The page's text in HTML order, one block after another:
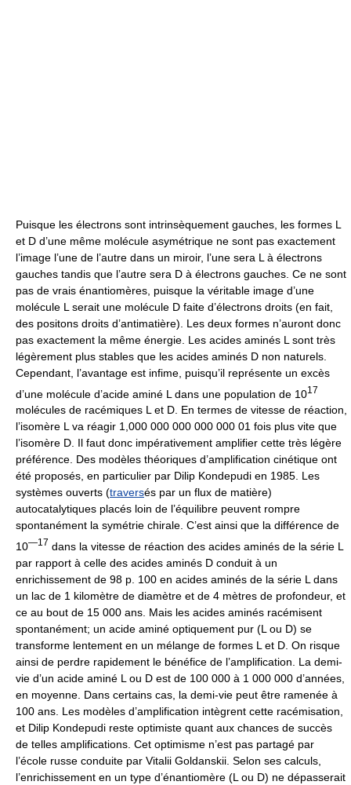
Puisque les électrons sont intrinsèquement gauches, les formes L
et D d’une même molécule asymétrique ne sont pas exactement
l’image l’une de l’autre dans un miroir, l’une sera L à électrons
gauches tandis que l’autre sera D à électrons gauches. Ce ne sont
pas de vrais énantiomères, puisque la véritable image d’une
molécule L serait une molécule D faite d’électrons droits (en fait,
des positons droits d’antimatière). Les deux formes n’auront donc
pas exactement la même énergie. Les acides aminés L sont très
légèrement plus stables que les acides aminés D non naturels.
Cependant, l’avantage est infime, puisqu’il représente un excès
d’une molécule d’acide aminé L dans une population de 1017
molécules de racémiques L et D. En termes de vitesse de réaction,
l’isomère L va réagir 1,000 000 000 000 000 01 fois plus vite que
l’isomère D. Il faut donc impérativement amplifier cette très légère
préférence. Des modèles théoriques d’amplification cinétique ont
été proposés, en particulier par Dilip Kondepudi en 1985. Les
systèmes ouverts (traversés par un flux de matière)
autocatalytiques placés loin de l’équilibre peuvent rompre
spontanément la symétrie chirale. C’est ainsi que la différence de
10—17 dans la vitesse de réaction des acides aminés de la série L
par rapport à celle des acides aminés D conduit à un
enrichissement de 98 p. 100 en acides aminés de la série L dans
un lac de 1 kilomètre de diamètre et de 4 mètres de profondeur, et
ce au bout de 15 000 ans. Mais les acides aminés racémisent
spontanément; un acide aminé optiquement pur (L ou D) se
transforme lentement en un mélange de formes L et D. On risque
ainsi de perdre rapidement le bénéfice de l’amplification. La demi-
vie d’un acide aminé L ou D est de 100 000 à 1 000 000 d’années,
en moyenne. Dans certains cas, la demi-vie peut être ramenée à
100 ans. Les modèles d’amplification intègrent cette racémisation,
et Dilip Kondepudi reste optimiste quant aux chances de succès
de telles amplifications. Cet optimisme n’est pas partagé par
l’école russe conduite par Vitalii Goldanskii. Selon ses calculs,
l’enrichissement en un type d’énantiomère (L ou D) ne dépasserait